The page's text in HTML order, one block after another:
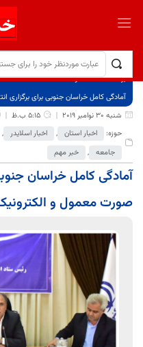
برگ نخست
نوشته‌ها
آمادگی کامل خراسان جنوبی برای برگزاری
شنبه 30 نوامبر 2019
5:15 ب.ظ
حوزه:
اخبار استان , اخبار اسلایدر ,
جامعه , خبر مهم
آمادگی کامل خراسان
صورت معمول و